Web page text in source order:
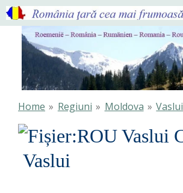
Ga
direct
naar
hoofdinhoud
Home » Regiuni » Moldova » Vaslui
Vaslui